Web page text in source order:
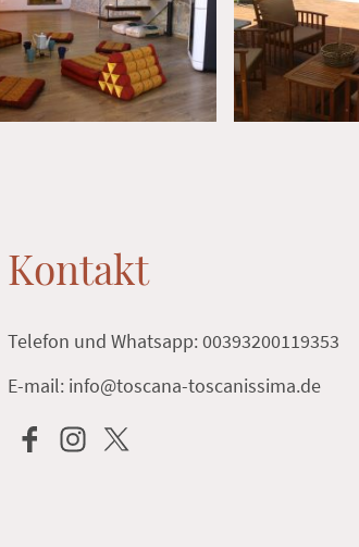
Kontakt
Telefon und Whatsapp: 00393200119353
E-mail: info@toscana-toscanissima.de